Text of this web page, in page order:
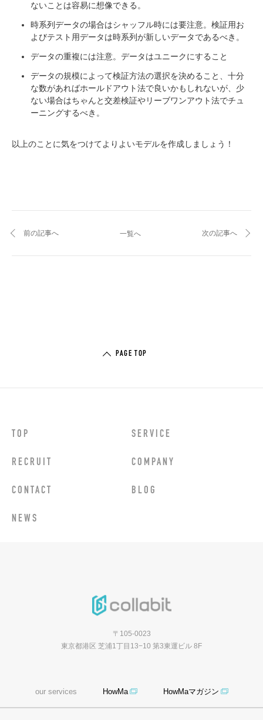
ないことは容易に想像できる。
時系列データの場合はシャッフル時には要注意。検証用お
よびテスト用データは時系列が新しいデータであるべき。
データの重複には注意。データはユニークにすること
データの規模によって検証方法の選択を決めること、十分
な数があればホールドアウト法で良いかもしれないが、少
ない場合はちゃんと交差検証やリーブワンアウト法でチュ
ーニングするべき。
以上のことに気をつけてよりよいモデルを作成しましょう！
前の記事へ 一覧へ 次の記事へ
PAGE TOP
TOP SERVICE
RECRUIT COMPANY
CONTACT BLOG
NEWS
〒105-0023
東京都港区 芝浦1丁目13−10 第3東運ビル 8F
our services HowMa HowMaマガジン